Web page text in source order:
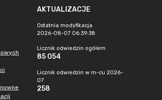
AKTUALIZACJE
Ostatnia modyfikacja
2026-08-07 06:39:38
Licznik odwiedzin ogółem
85 054
Licznik odwiedzin w m-cu 2026-
07
258